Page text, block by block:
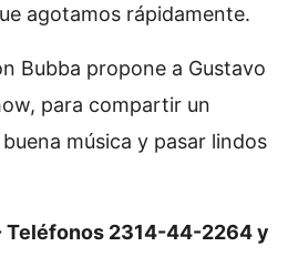
agotamos rápidamente.
Bubba propone a Gustavo
para compartir un
música y pasar lindos
Teléfonos 2314-44-2264 y